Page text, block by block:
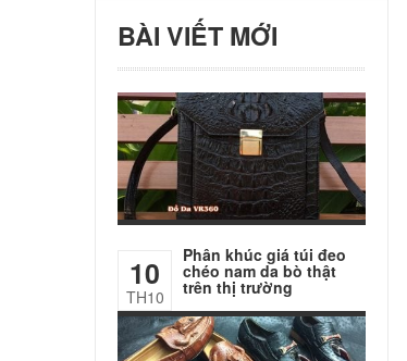
BÀI VIẾT MỚI
10
TH10
Phân khúc giá túi đeo
chéo nam da bò thật
trên thị trường